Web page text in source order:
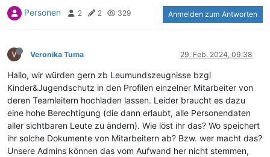
Personen 2 2 329 Anmelden zum Antworten
Veronika Tuma 29. Feb. 2024, 09:38
Hallo, wir würden gern zb Leumundszeugnisse bzgl
Kinder&Jugendschutz in den Profilen einzelner Mitarbeiter von
deren Teamleitern hochladen lassen. Leider braucht es dazu
eine hohe Berechtigung (die dann erlaubt, alle Personendaten
aller sichtbaren Leute zu ändern). Wie löst ihr das? Wo speichert
ihr solche Dokumente von Mitarbeitern ab? Bzw. wer macht das?
Unsere Admins können das vom Aufwand her nicht stemmen,